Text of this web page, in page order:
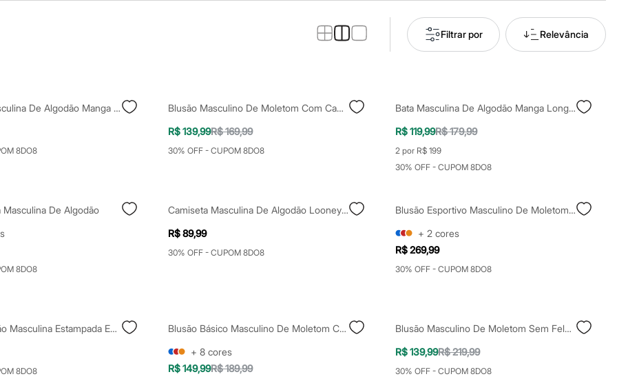
Filtrar por Relevância
Camiseta Masculina De Algodão Manga Curta Bob Marley Preta
8DO8
Blusão Masculino De Moletom Com Capuz Estampado Marrom
R$ 139,99R$ 169,99
30% OFF - CUPOM 8DO8
Bata Masculina De Algodão Manga Longa Texturizada Off White
R$ 119,99R$ 179,99
2 por R$ 199
30% OFF - CUPOM 8DO8
Masculina De Algodão
8DO8
Camiseta Masculina De Algodão Looney Tunes Cinza
R$ 89,99
30% OFF - CUPOM 8DO8
Blusão Esportivo Masculino De Moletom Com Capuz Marrom
+ 2 cores
R$ 269,99
30% OFF - CUPOM 8DO8
Regata Machão Masculina Estampada Estonada Marrom
8DO8
Blusão Básico Masculino De Moletom Com Capuz Preto
+ 8 cores
R$ 149,99R$ 189,99
Blusão Masculino De Moletom Sem Felpa Com Capuz Preto
R$ 139,99R$ 219,99
30% OFF - CUPOM 8DO8